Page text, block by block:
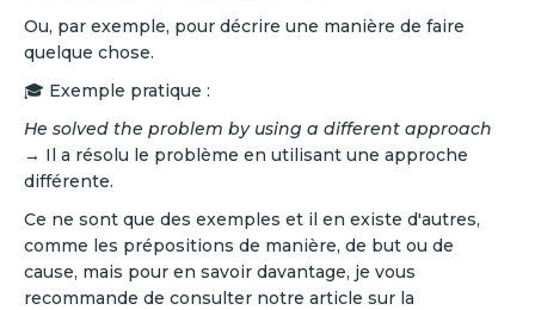
Ou, par exemple, pour décrire une manière de faire
quelque chose.
🎓 Exemple pratique :
He solved the problem by using a different approach
→ Il a résolu le problème en utilisant une approche
différente.
Ce ne sont que des exemples et il en existe d'autres,
comme les prépositions de manière, de but ou de
cause, mais pour en savoir davantage, je vous
recommande de consulter notre article sur la